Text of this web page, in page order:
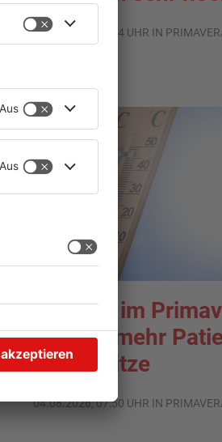
06.08.2026, 06:34 UHR IN
Kliniken im
melden mehr
durch Hitze
04.08.2026, 07:50 UHR IN